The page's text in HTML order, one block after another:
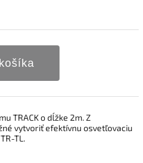
TRACK o dĺžke 2m. Z
vytvoriť efektívnu osvetľovaciu
TL.